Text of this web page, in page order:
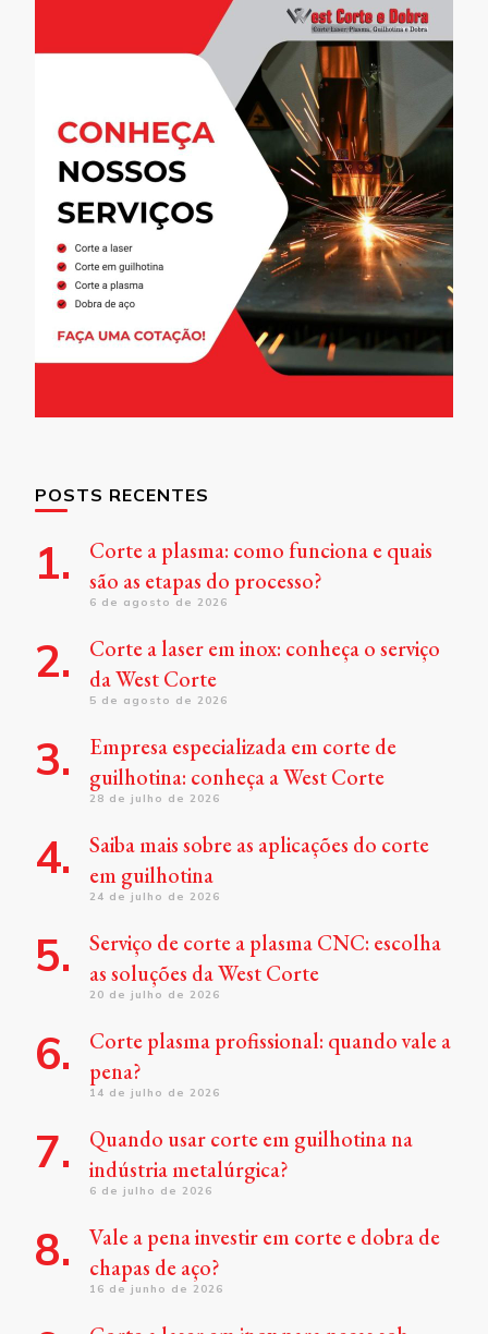
POSTS RECENTES
Corte a plasma: como funciona e quais
são as etapas do processo?
6 de agosto de 2026
Corte a laser em inox: conheça o serviço
da West Corte
5 de agosto de 2026
Empresa especializada em corte de
guilhotina: conheça a West Corte
28 de julho de 2026
Saiba mais sobre as aplicações do corte
em guilhotina
24 de julho de 2026
Serviço de corte a plasma CNC: escolha
as soluções da West Corte
20 de julho de 2026
Corte plasma profissional: quando vale a
pena?
14 de julho de 2026
Quando usar corte em guilhotina na
indústria metalúrgica?
6 de julho de 2026
Vale a pena investir em corte e dobra de
chapas de aço?
16 de junho de 2026